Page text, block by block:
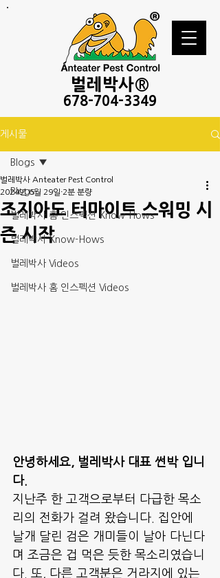
벌레 박사®
678-704-3349
게시물
Blogs
벌레박사 홈 인스펙션 Know-Hows
벌레박사 Know-Hows
벌레박사 Videos
벌레박사 홈 인스펙션 Videos
Blogs
조지아도 터마이트 스워밍 시
즌 시작
벌레박사 Anteater Pest Control
2024년 6월 29일 2분 분량
안녕하세요, 벌레박사 대표 썬박 입니
다.
지난주 한 고객으로부터 다급한 목소
리의 전화가 걸려 왔습니다. 집안에
날개 달린 검은 개미들이 날아 다닌다
며 조금은 겁 먹은 듯한 목소리였습니
다. 또, 다른 고객분은 거라지에 있는